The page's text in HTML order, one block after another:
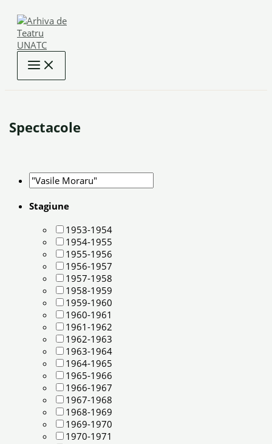
content
Spectacole
Stagiune
1953-1954
1954-1955
1955-1956
1956-1957
1957-1958
1958-1959
1959-1960
1960-1961
1961-1962
1962-1963
1963-1964
1964-1965
1965-1966
1966-1967
1967-1968
1968-1969
1969-1970
1970-1971